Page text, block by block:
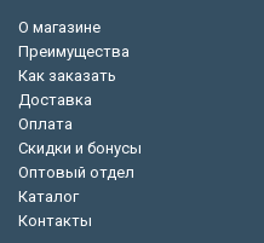
О магазине
Преимущества
Как заказать
Доставка
Оплата
Скидки и бонусы
Оптовый отдел
Каталог
Контакты